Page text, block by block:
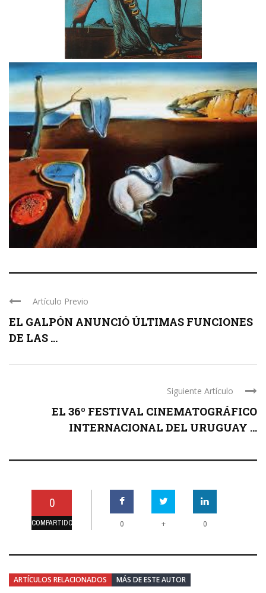
Artículo Previo
EL GALPÓN ANUNCIÓ ÚLTIMAS FUNCIONES
DE LAS ...
Siguiente Artículo
EL 36º FESTIVAL CINEMATOGRÁFICO
INTERNACIONAL DEL URUGUAY ...
0
COMPARTIDO 0 + 0
ARTÍCULOS RELACIONADOS MÁS DE ESTE AUTOR